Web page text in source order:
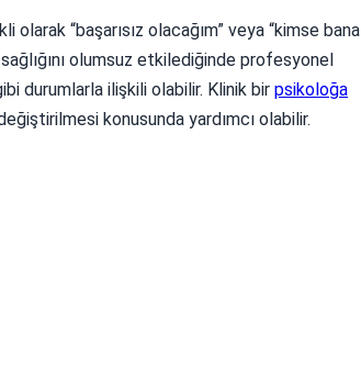
“başarısız olacağım” veya “kimse bana
olumsuz etkilediğinde profesyonel
durumlarla ilişkili olabilir. Klinik bir psikoloğa
konusunda yardımcı olabilir.